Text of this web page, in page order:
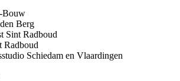
Bouw
Berg
Sint Radboud
Radboud
Schiedam en Vlaardingen